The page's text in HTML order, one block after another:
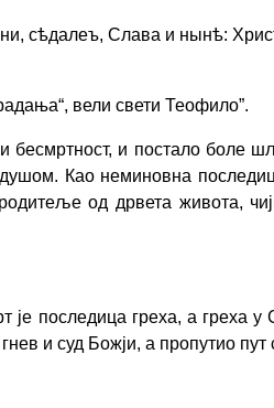
сѣдалеъ, Слава и нынѣ:
вели свети Теофило”.
бесмртност, и постало
душом. Као неминовна
од дрвета живота,
последица греха, а греха
и суд Божји, а пропутио